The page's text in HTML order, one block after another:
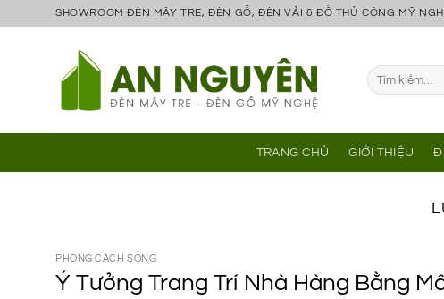
SHOWROOM ĐÈN MÂY TRE, ĐÈN GỖ, ĐÈN VẢI & ĐỒ THỦ CÔNG MỸ
Tìm
kiếm:
TRANG CHỦ GIỚI THIỆU
PHONG CÁCH SỐNG
Ý Tưởng Trang Trí Nhà Hàng Bằng